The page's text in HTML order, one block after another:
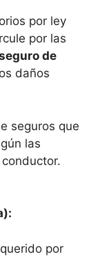
por ley
por las
de
daños
seguros que
las
por